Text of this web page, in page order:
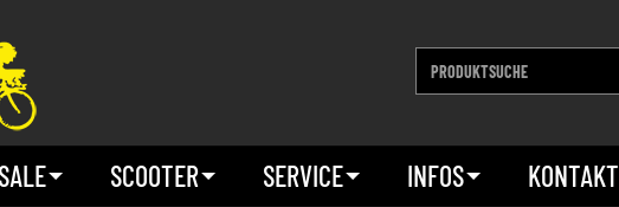
SALE SCOOTER SERVICE INFOS KONTAKT